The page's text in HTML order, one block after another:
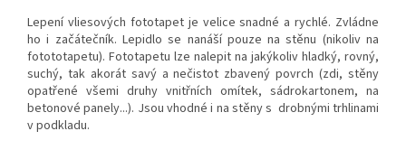
Lepení vliesových fototapet je velice snadné a rychlé. Zvládne
ho i začátečník. Lepidlo se nanáší pouze na stěnu (nikoliv na
fotototapetu). Fototapetu lze nalepit na jakýkoliv hladký, rovný,
suchý, tak akorát savý a nečistot zbavený povrch (zdi, stěny
opatřené všemi druhy vnitřních omítek, sádrokartonem, na
betonové panely...). Jsou vhodné i na stěny s drobnými trhlinami
v podkladu.